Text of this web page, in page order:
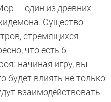
— один из древних
Существо
стремящихся
что есть 6
начиная игру, вы
будет влиять не только
взаимодействовать